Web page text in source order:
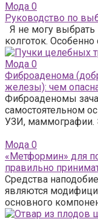
Мода 0
Руководство по
Я не могу выбрать
колготок.
Мода 0
Фиброаденома
железы): чем
Фиброаденомы
самостоятельном
УЗИ, маммографии.
Мода 0
«Метформин» для
правильно
Средства
являются
основного